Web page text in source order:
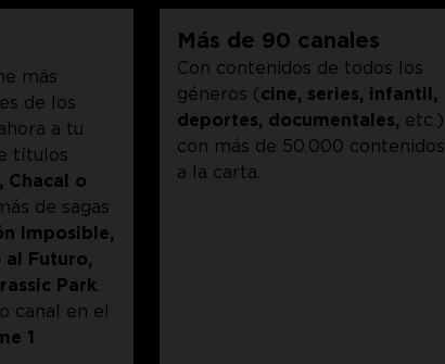
más
de los
a tu
títulos
Chacal o
de sagas
Imposible,
al Futuro,
Park
canal en el
1
Más de 90 canales
Con contenidos de todos los
géneros (cine, series, infantil,
deportes, documentales, etc.)
con más de 50.000 contenidos
a la carta.